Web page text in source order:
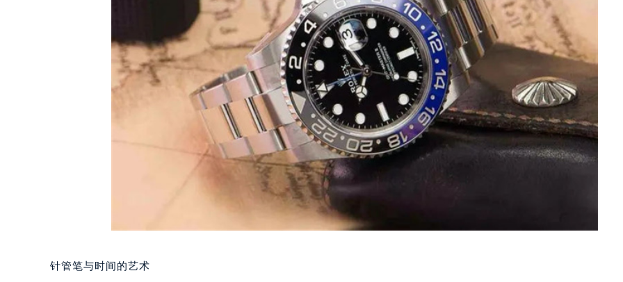
针管笔与时间的艺术